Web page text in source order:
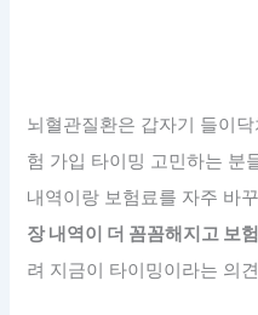
뇌혈관질환은 갑자기 들이
험 가입 타이밍 고민하는 분
내역이랑 보험료를 자주 바
장 내역이 더 꼼꼼해지고 보
려 지금이 타이밍이라는 의